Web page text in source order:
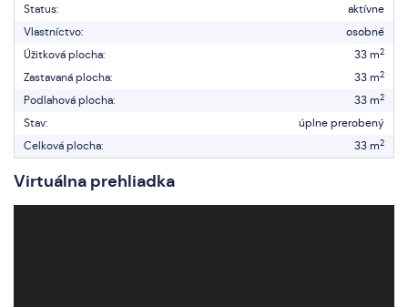
Status:
aktívne
Vlastníctvo:
osobné
Úžitková plocha:
33 m2
Zastavaná plocha: 33 m2
Podlahová plocha: 33 m2
Stav:
úplne prerobený
Celková plocha:
33 m2
Virtuálna prehliadka